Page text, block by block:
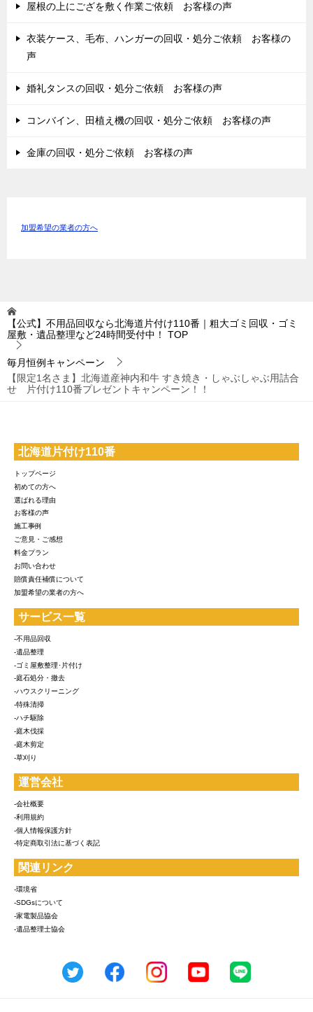
屋根の上にござを敷く作業ご依頼 お客様の声
衣装ケース、毛布、ハンガーの回収・処分ご依頼 お客様の
声
婚礼タンスの回収・処分ご依頼 お客様の声
コンバイン、田植え機の回収・処分ご依頼 お客様の声
金庫の回収・処分ご依頼 お客様の声
加盟希望の業者の方へ
【公式】不用品回収なら北海道片付け110番｜粗大ゴミ回収・ゴミ
屋敷・遺品整理など24時間受付中！
TOP
毎月恒例キャンペーン
【限定1名さま】北海道産神内和牛 すき焼き・しゃぶしゃぶ用詰合
せ 片付け110番プレゼントキャンペーン！！
北海道片付け110番
トップページ
初めての方へ
選ばれる理由
お客様の声
施工事例
ご意見・ご感想
料金プラン
お問い合わせ
賠償責任補償について
加盟希望の業者の方へ
サービス一覧
-不用品回収
-遺品整理
-ゴミ屋敷整理･片付け
-庭石処分・撤去
-ハウスクリーニング
-特殊清掃
-ハチ駆除
-庭木伐採
-庭木剪定
-草刈り
運営会社
-会社概要
-利用規約
-個人情報保護方針
-特定商取引法に基づく表記
関連リンク
-環境省
-SDGsについて
-家電製品協会
-遺品整理士協会